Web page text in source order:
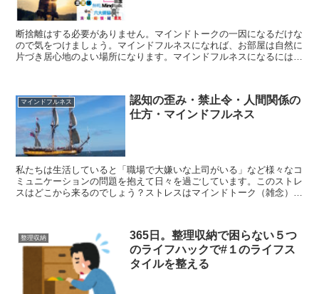
断捨離はする必要がありません。マインドトークの一因になるだけな
ので気をつけましょう。マインドフルネスになれば、お部屋は自然に
片づき居心地のよい場所になります。マインドフルネスになるには
マインドフルネス
認知の歪み・禁止令・人間関係の
仕方・マインドフルネス
私たちは生活していると「職場で大嫌いな上司がいる」など様々なコ
ミュニケーションの問題を抱えて日々を過ごしています。このストレ
スはどこから来るのでしょう？ストレスはマインドトーク（雑念）に
整理収納
365日。整理収納で困らない５つ
のライフハックで#１のライフス
タイルを整える